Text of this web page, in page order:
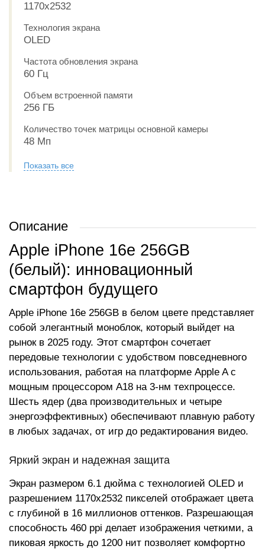
1170x2532
Технология экрана
OLED
Частота обновления экрана
60 Гц
Объем встроенной памяти
256 ГБ
Количество точек матрицы основной камеры
48 Мп
Показать все
Описание
Apple iPhone 16e 256GB
(белый): инновационный
смартфон будущего
Apple iPhone 16e 256GB в белом цвете представляет
собой элегантный моноблок, который выйдет на
рынок в 2025 году. Этот смартфон сочетает
передовые технологии с удобством повседневного
использования, работая на платформе Apple A с
мощным процессором A18 на 3-нм техпроцессе.
Шесть ядер (два производительных и четыре
энергоэффективных) обеспечивают плавную работу
в любых задачах, от игр до редактирования видео.
Яркий экран и надежная защита
Экран размером 6.1 дюйма с технологией OLED и
разрешением 1170x2532 пикселей отображает цвета
с глубиной в 16 миллионов оттенков. Разрешающая
способность 460 ppi делает изображения четкими, а
пиковая яркость до 1200 нит позволяет комфортно